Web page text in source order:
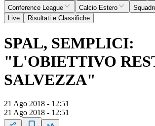
Conference League
Calcio Estero
Live
Risultati e Classifiche
SPAL, SEMPLICI:
"L'OBIETTIVO
SALVEZZA"
21 Ago 2018 - 12:51
21 Ago 2018 - 12:51